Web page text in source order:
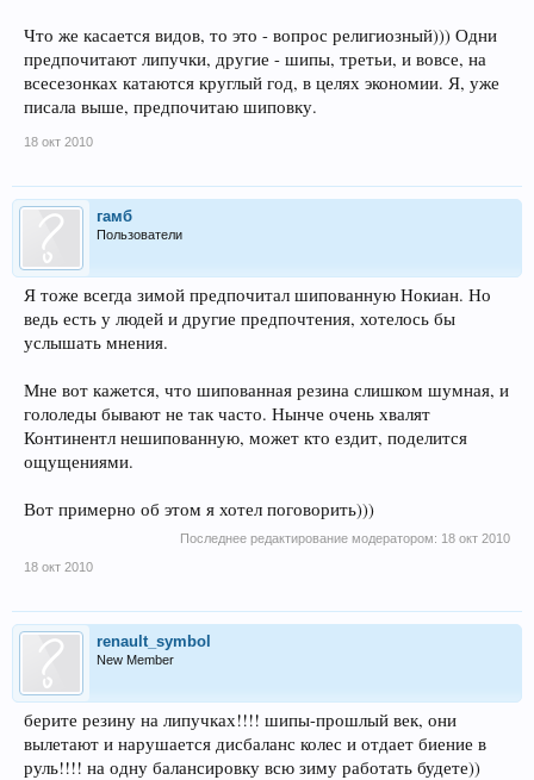
Что же касается видов, то это - вопрос религиозный))) Одни
предпочитают липучки, другие - шипы, третьи, и вовсе, на
всесезонках катаются круглый год, в целях экономии. Я, уже
писала выше, предпочитаю шиповку.
18 окт 2010
гамб
Пользователи
Я тоже всегда зимой предпочитал шипованную Нокиан. Но
ведь есть у людей и другие предпочтения, хотелось бы
услышать мнения.
Мне вот кажется, что шипованная резина слишком шумная, и
гололеды бывают не так часто. Нынче очень хвалят
Континентл нешипованную, может кто ездит, поделится
ощущениями.
Вот примерно об этом я хотел поговорить)))
Последнее редактирование модератором: 18 окт 2010
18 окт 2010
renault_symbol
New Member
берите резину на липучках!!!! шипы-прошлый век, они
вылетают и нарушается дисбаланс колес и отдает биение в
руль!!!! на одну балансировку всю зиму работать будете))